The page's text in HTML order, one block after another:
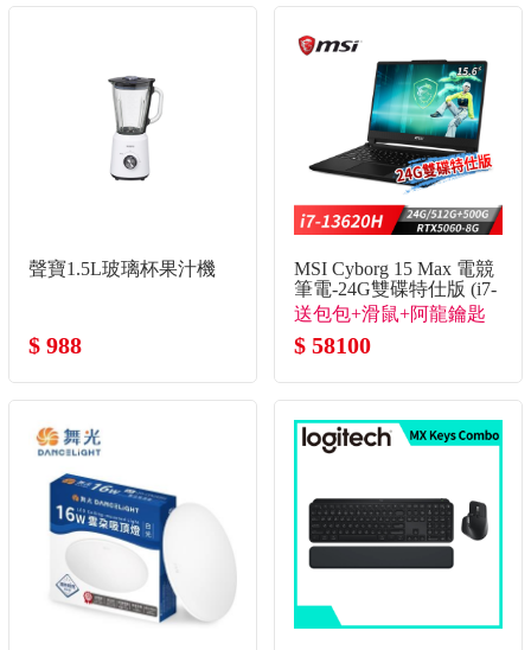
聲寶1.5L玻璃杯果汁機
$ 988
MSI Cyborg 15 Max 電競
筆電-24G雙碟特仕版 (i7-
13620H/24G/512G+500G/
8G/Win11)
送包包+滑鼠+阿龍鑰匙
圈(不挑款)+石中劍
$ 58100